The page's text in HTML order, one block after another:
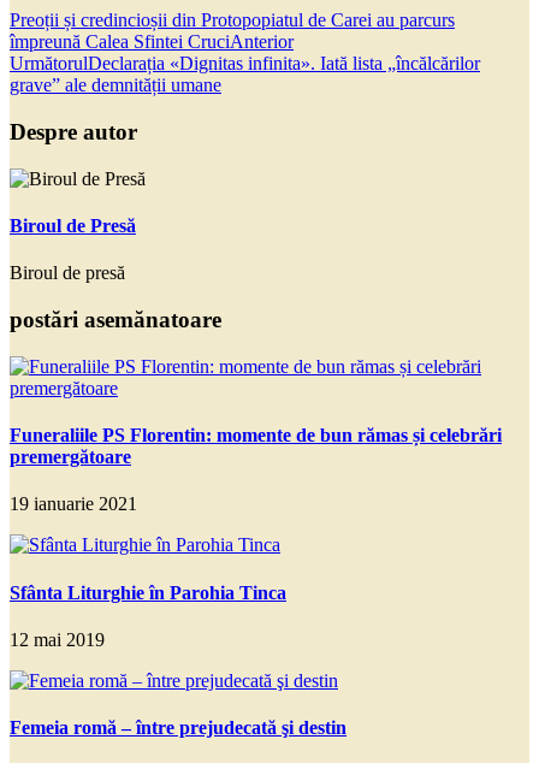
Preoții și credincioșii din Protopopiatul de Carei au parcurs
împreună Calea Sfintei CruciAnterior
UrmătorulDeclarația «Dignitas infinita». Iată lista „încălcărilor
grave” ale demnității umane
Despre autor
Biroul de Presă
Biroul de presă
postări asemănatoare
Funeraliile PS Florentin: momente de bun rămas și celebrări
premergătoare
19 ianuarie 2021
Sfânta Liturghie în Parohia Tinca
12 mai 2019
Femeia romă – între prejudecată şi destin